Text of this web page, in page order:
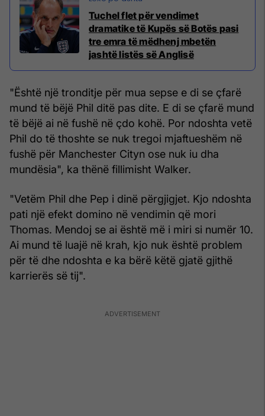
Tuchel flet për vendimet
dramatike të Kupës së Botës pasi
tre emra të mëdhenj mbetën
jashtë listës së Anglisë
"Është një tronditje për mua sepse e di se çfarë
mund të bëjë Phil ditë pas dite. E di se çfarë mund
të bëjë ai në fushë në çdo kohë. Por ndoshta vetë
Phil do të thoshte se nuk tregoi mjaftueshëm në
fushë për Manchester Cityn ose nuk iu dha
mundësia", ka thënë fillimisht Walker.
"Vetëm Phil dhe Pep i dinë përgjigjet. Kjo ndoshta
pati një efekt domino në vendimin që mori
Thomas. Mendoj se ai është më i miri si numër 10.
Ai mund të luajë në krah, kjo nuk është problem
për të dhe ndoshta e ka bërë këtë gjatë gjithë
karrierës së tij".